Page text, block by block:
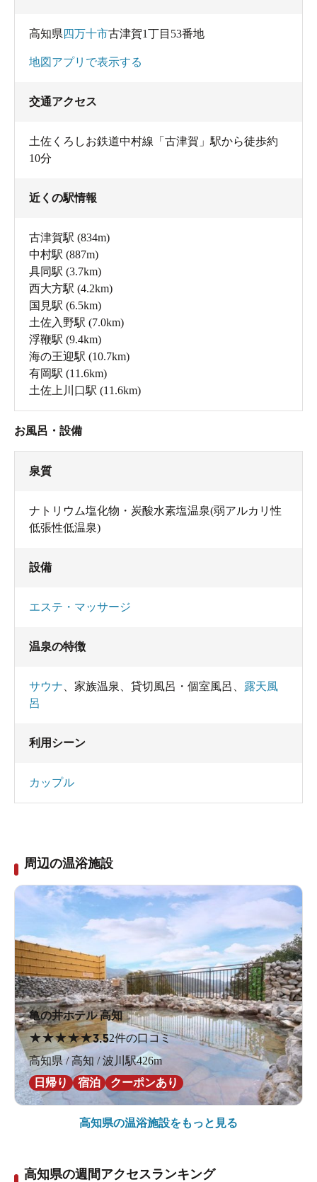
高知県 四万十市古津賀1丁目53番地
地図アプリで表示する
交通アクセス
土佐くろしお鉄道中村線「古津賀」駅から徒歩約
10分
近くの駅情報
古津賀駅 (834m)
中村駅 (887m)
具同駅 (3.7km)
西大方駅 (4.2km)
国見駅 (6.5km)
土佐入野駅 (7.0km)
浮鞭駅 (9.4km)
海の王迎駅 (10.7km)
有岡駅 (11.6km)
土佐上川口駅 (11.6km)
お風呂・設備
泉質
ナトリウム塩化物・炭酸水素塩温泉(弱アルカリ性
低張性低温泉)
設備
エステ・マッサージ
温泉の特徴
サウナ 家族温泉 貸切風呂・個室風呂
露天風
呂
利用シーン
カップル
周辺の温浴施設
亀の井ホテル 高知
★★★★★3.52件の口コミ
高知県 / 高知 / 波川駅426m
日帰り
宿泊 クーポンあり
高知県の温浴施設をもっと見る
高知県の週間アクセスランキング